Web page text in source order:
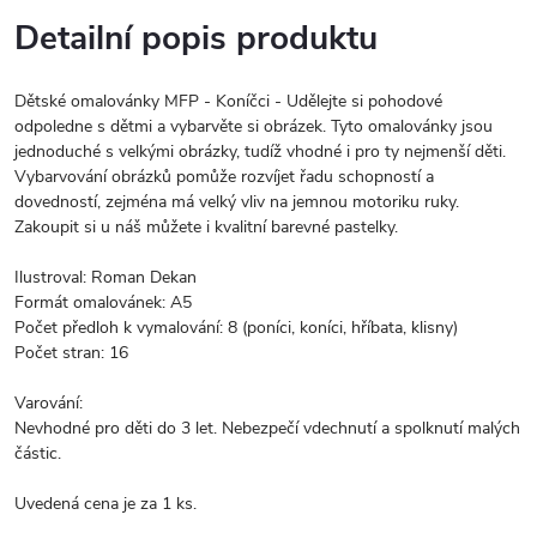
Detailní popis produktu
Dětské omalovánky MFP - Koníčci - Udělejte si pohodové
odpoledne s dětmi a vybarvěte si obrázek. Tyto omalovánky jsou
jednoduché s velkými obrázky, tudíž vhodné i pro ty nejmenší děti.
Vybarvování obrázků pomůže rozvíjet řadu schopností a
dovedností, zejména má velký vliv na jemnou motoriku ruky.
Zakoupit si u náš můžete i kvalitní barevné pastelky.
Ilustroval: Roman Dekan
Formát omalovánek: A5
Počet předloh k vymalování: 8 (poníci, koníci, hříbata, klisny)
Počet stran: 16
Varování:
Nevhodné pro děti do 3 let. Nebezpečí vdechnutí a spolknutí malých
částic.
Uvedená cena je za 1 ks.